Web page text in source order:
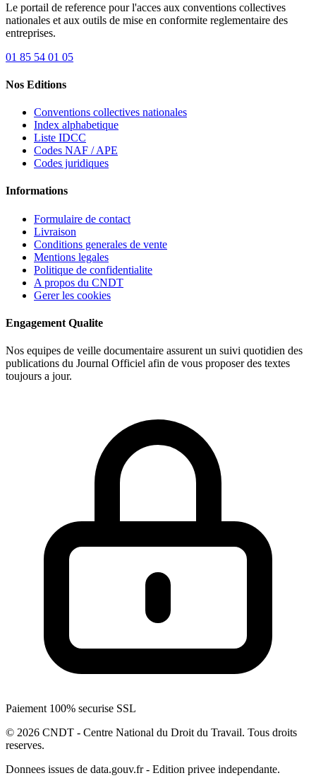
Le portail de reference pour l'acces aux conventions collectives
nationales et aux outils de mise en conformite reglementaire des
entreprises.
01 85 54 01 05
Nos Editions
Conventions collectives nationales
Index alphabetique
Liste IDCC
Codes NAF / APE
Codes juridiques
Informations
Formulaire de contact
Livraison
Conditions generales de vente
Mentions legales
Politique de confidentialite
A propos du CNDT
Gerer les cookies
Engagement Qualite
Nos equipes de veille documentaire assurent un suivi quotidien des
publications du Journal Officiel afin de vous proposer des textes
toujours a jour.
Paiement 100% securise SSL
© 2026 CNDT - Centre National du Droit du Travail. Tous droits
reserves.
Donnees issues de data.gouv.fr - Edition privee independante.